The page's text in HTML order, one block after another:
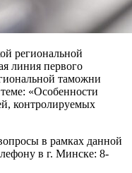
региональной
линия первого
таможни
«Особенности
контролируемых
в рамках данной
в г. Минске: 8-